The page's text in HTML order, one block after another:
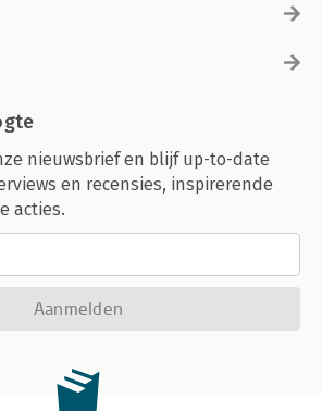
nieuwsbrief en blijf up-to-date
en recensies, inspirerende
acties.
Aanmelden